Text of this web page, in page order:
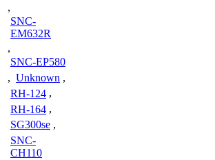
,
SNC-
EM632R
,
SNC-EP580
, Unknown ,
RH-124 ,
RH-164 ,
SG300se ,
SNC-
CH110